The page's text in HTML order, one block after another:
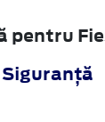
pentru
Siguranţă